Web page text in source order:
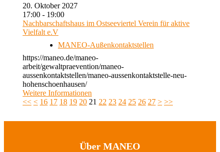
20. Oktober 2027
17:00 - 19:00
Nachbarschaftshaus im Ostseeviertel Verein für aktive
Vielfalt e.V
MANEO-Außenkontaktstellen
https://maneo.de/maneo-
arbeit/gewaltpraevention/maneo-
aussenkontaktstellen/maneo-aussenkontaktstelle-neu-
hohenschoenhausen/
Weitere Informationen
<< < 16 17 18 19 20 21 22 23 24 25 26 27 > >>
Über MANEO